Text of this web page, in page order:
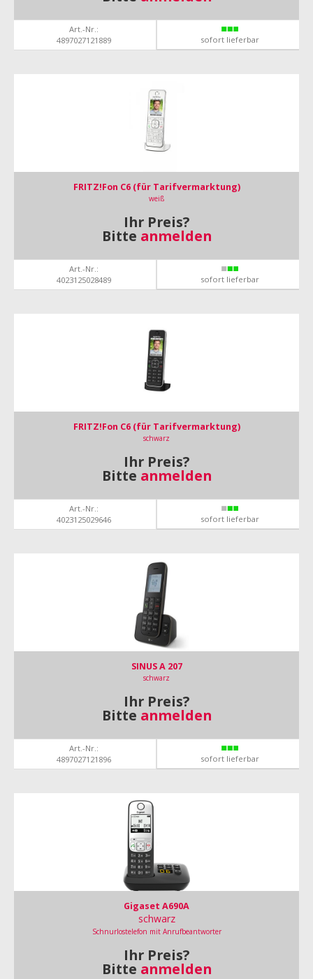
Art.-Nr.:
4897027121889
sofort lieferbar
FRITZ!Fon C6 (für Tarifvermarktung)
weiß
Ihr Preis?
Bitte anmelden
Art.-Nr.:
4023125028489
sofort lieferbar
FRITZ!Fon C6 (für Tarifvermarktung)
schwarz
Ihr Preis?
Bitte anmelden
Art.-Nr.:
4023125029646
sofort lieferbar
SINUS A 207
schwarz
Ihr Preis?
Bitte anmelden
Art.-Nr.:
4897027121896
sofort lieferbar
Gigaset A690A
schwarz
Schnurlostelefon mit Anrufbeantworter
Ihr Preis?
Bitte anmelden